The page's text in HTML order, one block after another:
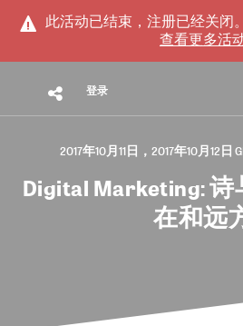
此活动已结束，注册已经关闭。
查看更多活
登录
2017年10月11日，2017年10月12日
Digital Marketing:
在和远